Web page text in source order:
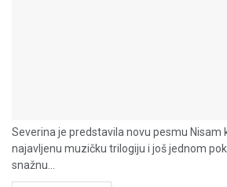
Severina je predstavila novu pesmu Nisam
najavljenu muzičku trilogiju i još jednom
snažnu...